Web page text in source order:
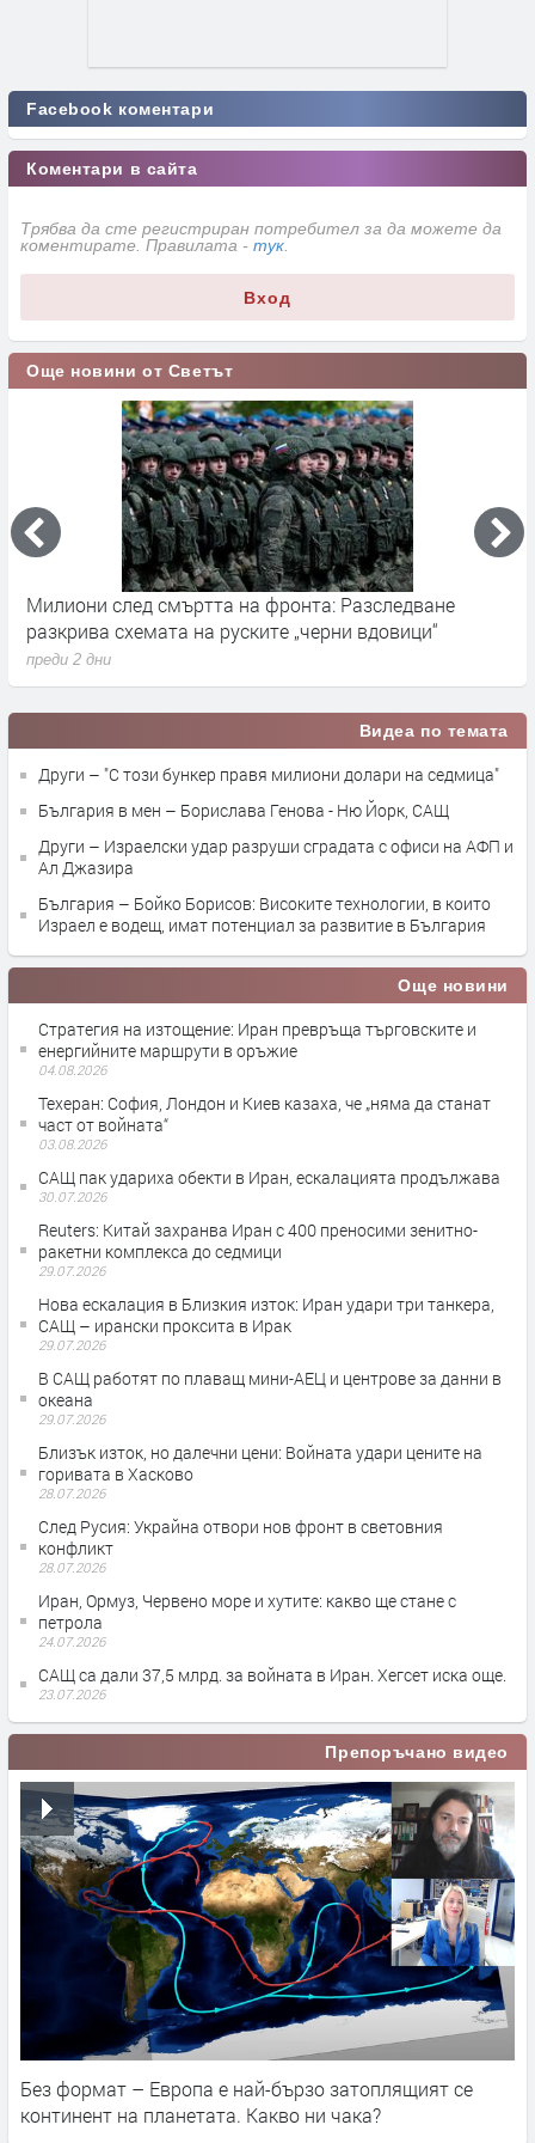
Facebook коментари
Коментари в сайта
Трябва да сте регистриран потребител за да можете да
коментирате. Правилата - тук
Вход
Още новини от Светът
Германските служби разследват руски опити за
влияние върху местния вот през септември
преди 2 дни
Видеа по темата
Други – "С този бункер правя милиони долари на седмица"
България в мен – Борислава Генова - Ню Йорк, САЩ
Други – Израелски удар разруши сградата с офиси на АФП и
Ал Джазира
България – Бойко Борисов: Високите технологии, в които
Израел е водещ, имат потенциал за развитие в България
Още новини
Стратегия на изтощение: Иран превръща търговските и
енергийните маршрути в оръжие
04.08.2026
Teхеран: София, Лондон и Киев казаха, че „няма да станат
част от войната“
03.08.2026
САЩ пак удариха обекти в Иран, ескалацията продължава
30.07.2026
Reuters: Китай захранва Иран с 400 преносими зенитно-
ракетни комплекса до седмици
29.07.2026
Нова ескалация в Близкия изток: Иран удари три танкера,
САЩ – ирански проксита в Ирак
29.07.2026
В САЩ работят по плаващ мини-АЕЦ и центрове за данни в
океана
29.07.2026
Близък изток, но далечни цени: Войната удари цените на
горивата в Хасково
28.07.2026
След Русия: Украйна отвори нов фронт в световния
конфликт
28.07.2026
Иран, Ормуз, Червено море и хутите: какво ще стане с
петрола
24.07.2026
САЩ са дали 37,5 млрд. за войната в Иран. Хегсет иска още.
23.07.2026
Препоръчано видео
Без формат – Европа е най-бързо затоплящият се
континент на планетата. Какво ни чака?